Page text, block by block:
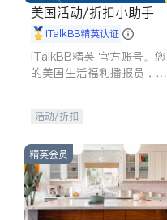
美国活动/折扣小助手
iTalkBB精英认证
iTalkBB精英 官方账号。您
的美国生活福利播报员，精
专属福利。
活动/折扣
精英会员